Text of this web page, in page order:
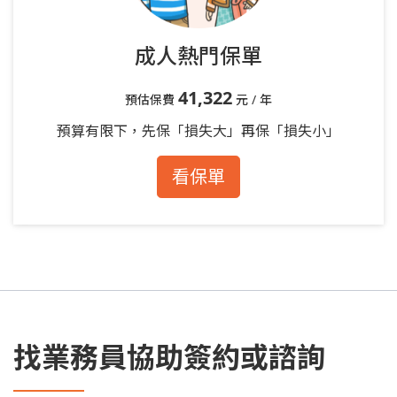
成人熱門保單
預估保費 41,322 元 / 年
預算有限下，先保「損失大」再保「損失小」
看保單
找業務員協助簽約或諮詢